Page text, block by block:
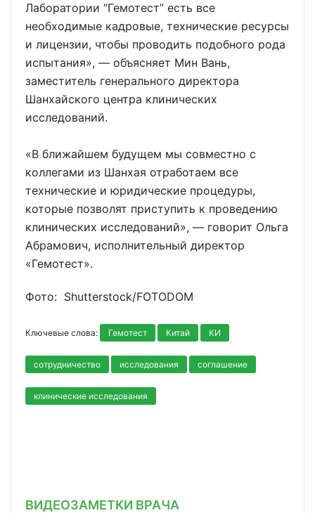
Лаборатории “Гемотест” есть все
необходимые кадровые, технические ресурсы
и лицензии, чтобы проводить подобного рода
испытания», — объясняет Мин Вань,
заместитель генерального директора
Шанхайского центра клинических
исследований.
«В ближайшем будущем мы совместно с
коллегами из Шанхая отработаем все
технические и юридические процедуры,
которые позволят приступить к проведению
клинических исследований», — говорит Ольга
Абрамович, исполнительный директор
«Гемотест».
Фото: Shutterstoсk/FOTODOM
Ключевые слова: Гемотест Китай КИ
сотрудничество исследования соглашение
клинические исследования
ВИДЕОЗАМЕТКИ ВРАЧА